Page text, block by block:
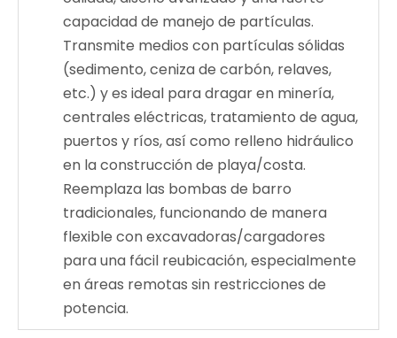
capacidad de manejo de partículas.
Transmite medios con partículas sólidas
(sedimento, ceniza de carbón, relaves,
etc.) y es ideal para dragar en minería,
centrales eléctricas, tratamiento de agua,
puertos y ríos, así como relleno hidráulico
en la construcción de playa/costa.
Reemplaza las bombas de barro
tradicionales, funcionando de manera
flexible con excavadoras/cargadores
para una fácil reubicación, especialmente
en áreas remotas sin restricciones de
potencia.